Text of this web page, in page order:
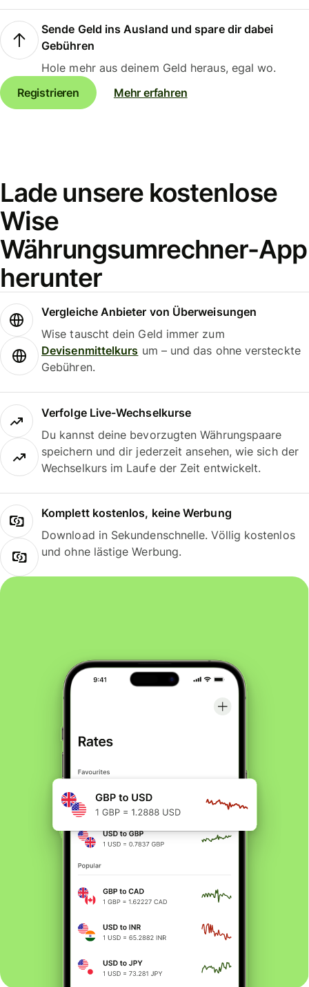
Sende Geld ins Ausland und spare dir dabei
Gebühren
Hole mehr aus deinem Geld heraus, egal wo.
Registrieren
Mehr erfahren
Lade unsere kostenlose
Wise
Währungsumrechner-App
herunter
Vergleiche Anbieter von Überweisungen
Wise tauscht dein Geld immer zum
Devisenmittelkurs um – und das ohne versteckte
Gebühren.
Verfolge Live-Wechselkurse
Du kannst deine bevorzugten Währungspaare
speichern und dir jederzeit ansehen, wie sich der
Wechselkurs im Laufe der Zeit entwickelt.
Komplett kostenlos, keine Werbung
Download in Sekundenschnelle. Völlig kostenlos
und ohne lästige Werbung.